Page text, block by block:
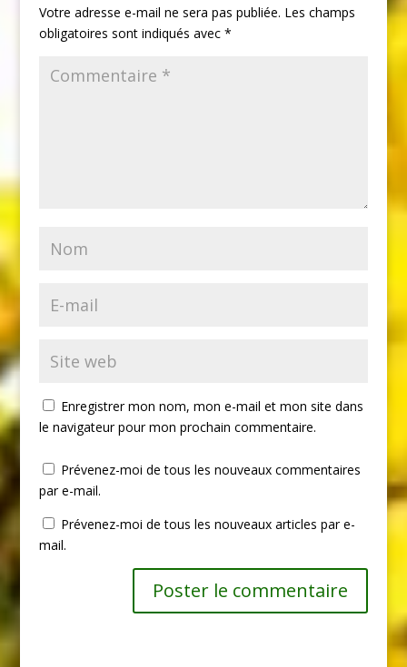
Votre adresse e-mail ne sera pas publiée. Les champs
obligatoires sont indiqués avec *
Enregistrer mon nom, mon e-mail et mon site dans
le navigateur pour mon prochain commentaire.
Prévenez-moi de tous les nouveaux commentaires
par e-mail.
Prévenez-moi de tous les nouveaux articles par e-
mail.